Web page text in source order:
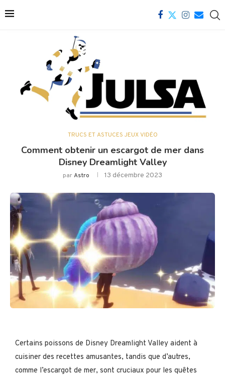
TRUCS ET ASTUCES JEUX VIDÉO
Comment obtenir un escargot de mer dans
Disney Dreamlight Valley
parAstro 13 décembre 2023
Certains poissons de Disney Dreamlight Valley aident à
cuisiner des recettes amusantes, tandis que d’autres,
comme l’escargot de mer, sont cruciaux pour les quêtes